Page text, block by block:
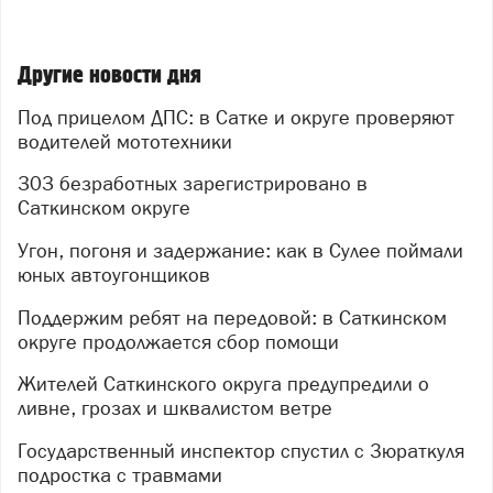
всего собирается мототранспорт. Теперь экипажи
точках.
большая профилактическая работа: инспекторы
проведут беседы с подростками в местах их отдыха,
также обследуют автомастерские и другие площадки,
где могут переделывать транспорт. В точках продажи
мототехники разместят информационные материалы,
а нарушителям будут вручать предостережения.
Госавтоинспекция напоминает: если вы заметили
нарушение или стали свидетелем ДТП, сообщите об
этом в дежурную часть полиции по телефону 8
(35161) 5‑50‑14 либо черезофициальный сайт
Госавтоинспекции(вкладка «Госавтоинспекция»,
Другие новости дня
Под прицелом ДПС: в Сатке и округе проверяют
водителей мототехники
303 безработных зарегистрировано в
Саткинском округе
Угон, погоня и задержание: как в Сулее поймали
юных автоугонщиков
Поддержим ребят на передовой: в Саткинском
округе продолжается сбор помощи
Жителей Саткинского округа предупредили о
ливне, грозах и шквалистом ветре
Государственный инспектор спустил с Зюраткуля
подростка с травмами